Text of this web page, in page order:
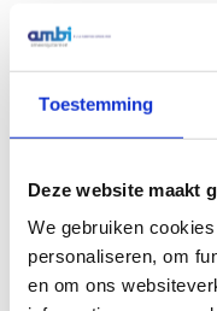
Toestemming
Deze website maakt
We gebruiken
personaliseren, om
en om ons